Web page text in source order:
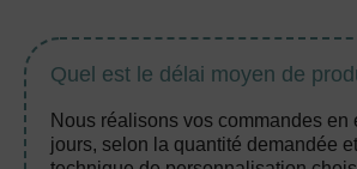
Quel est le délai moyen de
Nous réalisons vos commandes en
jours, selon la quantité demandée